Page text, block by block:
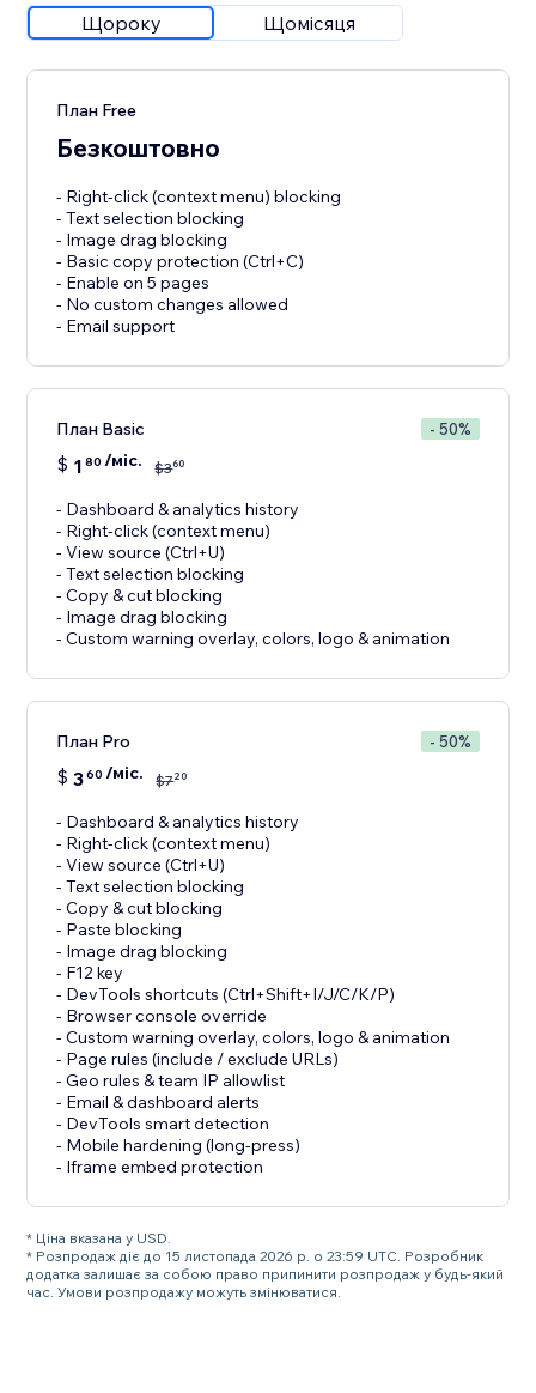
Щороку Щомісяця
План Free
Безкоштовно
- Right-click (context menu) blocking
- Text selection blocking
- Image drag blocking
- Basic copy protection (Ctrl+C)
- Enable on 5 pages
- No custom changes allowed
- Email support
План Basic - 50%
$ 1 80 /міс. $360
- Dashboard & analytics history
- Right-click (context menu)
- View source (Ctrl+U)
- Text selection blocking
- Copy & cut blocking
- Image drag blocking
- Custom warning overlay, colors, logo & animation
План Pro - 50%
$ 360 /міс. $720
- Dashboard & analytics history
- Right-click (context menu)
- View source (Ctrl+U)
- Text selection blocking
- Copy & cut blocking
- Paste blocking
- Image drag blocking
- F12 key
- DevTools shortcuts (Ctrl+Shift+I/J/C/K/P)
- Browser console override
- Custom warning overlay, colors, logo & animation
- Page rules (include / exclude URLs)
- Geo rules & team IP allowlist
- Email & dashboard alerts
- DevTools smart detection
- Mobile hardening (long-press)
- Iframe embed protection
* Ціна вказана у USD.
* Розпродаж діє до 15 листопада 2026 р. о 23:59 UTC. Розробник
додатка залишає за собою право припинити розпродаж у будь-який
час. Умови розпродажу можуть змінюватися.